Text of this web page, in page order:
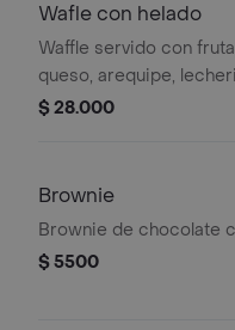
Wafle con helado
Waffle servido con
queso, arequipe,
una bola de helado.
$ 28.000
Brownie
Brownie de chocolate
$ 5500